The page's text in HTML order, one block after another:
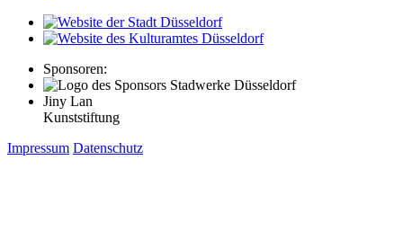
Sponsoren:
Jiny Lan
Kunststiftung
Impressum Datenschutz